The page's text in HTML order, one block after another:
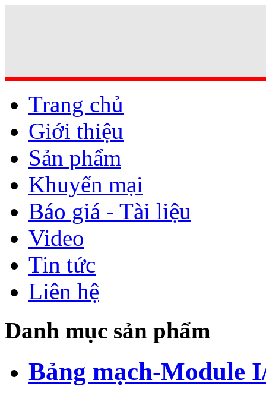
Trang chủ
Giới thiệu
Sản phẩm
Khuyến mại
Báo giá - Tài liệu
Video
Tin tức
Liên hệ
Danh mục sản phẩm
Bảng mạch-Module